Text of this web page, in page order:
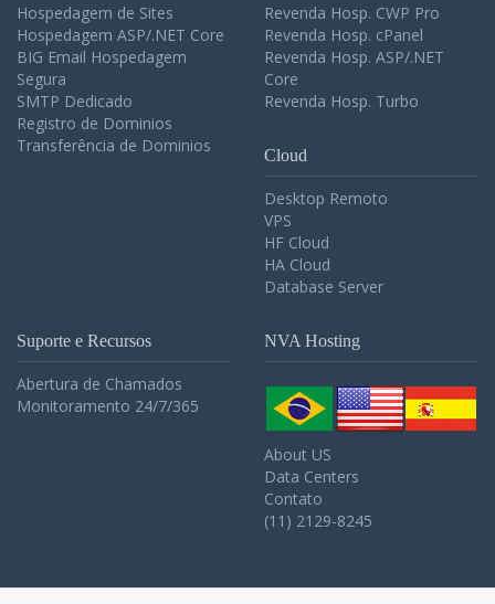
Hospedagem de Sites
Hospedagem ASP/.NET Core
BIG Email Hospedagem
Segura
SMTP Dedicado
Registro de Dominios
Transferência de Dominios
Revenda Hosp. CWP Pro
Revenda Hosp. cPanel
Revenda Hosp. ASP/.NET
Core
Revenda Hosp. Turbo
Cloud
Desktop Remoto
VPS
HF Cloud
HA Cloud
Database Server
Suporte e Recursos
Abertura de Chamados
Monitoramento 24/7/365
NVA Hosting
About US
Data Centers
Contato
(11) 2129-8245